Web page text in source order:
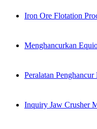
Iron Ore Flotation
Menghancurkan
Peralatan
Inquiry Jaw Crusher